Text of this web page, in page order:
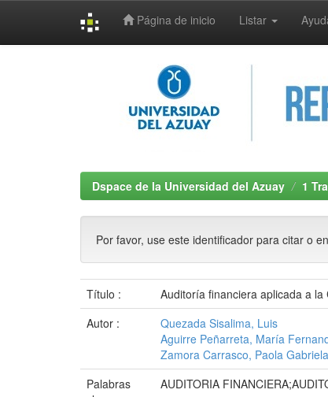
Página de inicio Listar
Dspace de la Universidad del Azuay 1
Por favor, use este identificador para citar o
Título :
Auditoría financiera aplicada a
Autor :
Quezada Sisalima, Luis
Aguirre Peñarreta, María
Zamora Carrasco, Paola Gabriela
Palabras
AUDITORIA